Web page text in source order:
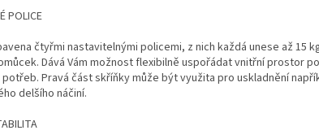
POLICE
čtyřmi nastavitelnými policemi, z nich každá unese až 15
Dává Vám možnost flexibilně uspořádat vnitřní prostor
Pravá část skříňky může být využita pro uskladnění
delšího náčiní.